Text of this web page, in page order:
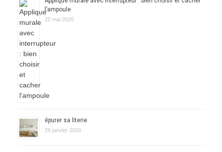
l’ampoule
25 mai 2026
épurer sa literie
29 janvier 2026